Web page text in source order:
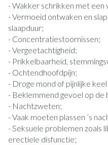
- Wakker schrikken met een
- Vermoeid ontwaken en
slaapduur;
- Concentratiestoornissen;
- Vergeetachtigheid;
- Prikkelbaarheid,
- Ochtendhoofdpijn;
- Droge mond of pijnlijke
- Beklemmend gevoel op de
- Nachtzweten;
- Vaak moeten plassen ’s
- Seksuele problemen zoals
erectiele disfunctie;